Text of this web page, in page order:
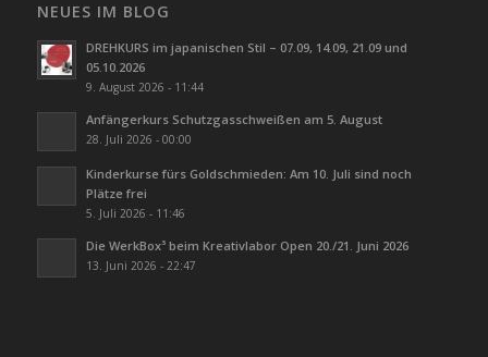
NEUES IM BLOG
DREHKURS im japanischen Stil – 07.09, 14.09, 21.09 und
05.10.2026
9. August 2026 - 11:44
Anfängerkurs Schutzgasschweißen am 5. August
28. Juli 2026 - 00:00
Kinderkurse fürs Goldschmieden: Am 10. Juli sind noch
Plätze frei
5. Juli 2026 - 11:46
Die WerkBox³ beim Kreativlabor Open 20./21. Juni 2026
13. Juni 2026 - 22:47